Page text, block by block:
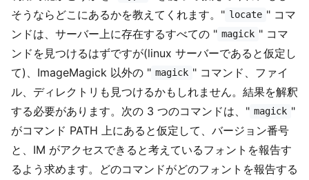
そうならどこにあるかを教えてくれます。" locate " コマ
ンドは、サーバー上に存在するすべての " magick " コマ
ンドを見つけるはずですが(linux サーバーであると仮定し
て)、ImageMagick 以外の " magick " コマンド、ファイ
ル、ディレクトリも見つけるかもしれません。結果を解釈
する必要があります。次の 3 つのコマンドは、" magick "
がコマンド PATH 上にあると仮定して、バージョン番号
と、IM がアクセスできると考えているフォントを報告す
るよう求めます。どのコマンドがどのフォントを報告する